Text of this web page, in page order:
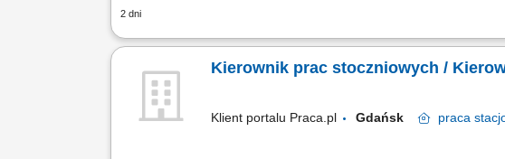
2 dni
Zakres zadań: Zarządzanie grupą pracowników i
Kierownik prac stoczniowych /
Klient portalu Praca.pl Gdańsk praca